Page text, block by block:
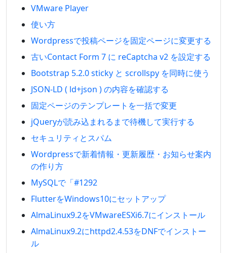
VMware Player
使い方
Wordpressで投稿ページを固定ページに変更する
古いContact Form 7 に reCaptcha v2 を設定する
Bootstrap 5.2.0 sticky と scrollspy を同時に使う
JSON-LD ( ld+json ) の内容を確認する
固定ページのテンプレートを一括で変更
jQueryが読み込まれるまで待機して実行する
セキュリティとスパム
Wordpressで新着情報・更新履歴・お知らせ案内
の作り方
MySQLで「#1292
FlutterをWindows10にセットアップ
AlmaLinux9.2をVMwareESXi6.7にインストール
AlmaLinux9.2にhttpd2.4.53をDNFでインストー
ル